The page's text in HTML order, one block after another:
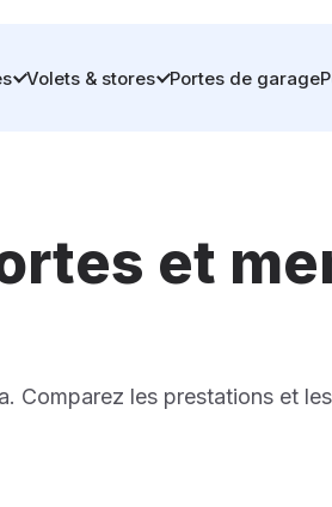
Volets & stores Portes de garage
et
Comparez les prestations et